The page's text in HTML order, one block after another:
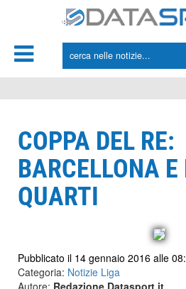
COPPA DEL RE:
BARCELLONA
QUARTI
Pubblicato il 14 gennaio 2016 alle
Categoria: Notizie Liga
Autore: Redazione Datasport.it